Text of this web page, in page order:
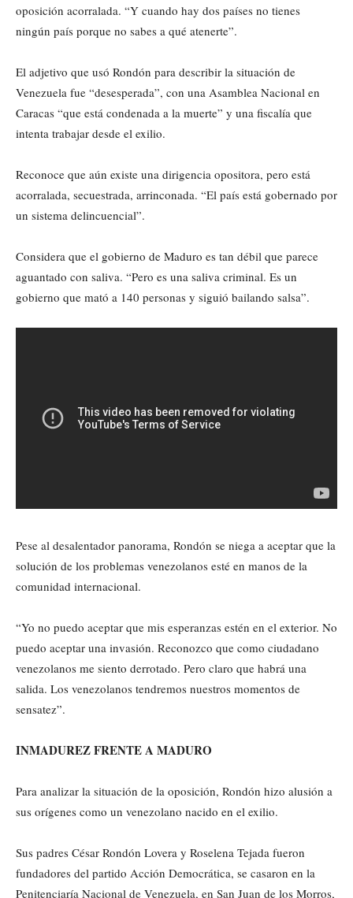
oposición acorralada. “Y cuando hay dos países no tienes
ningún país porque no sabes a qué atenerte”.
El adjetivo que usó Rondón para describir la situación de
Venezuela fue “desesperada”, con una Asamblea Nacional en
Caracas “que está condenada a la muerte” y una fiscalía que
intenta trabajar desde el exilio.
Reconoce que aún existe una dirigencia opositora, pero está
acorralada, secuestrada, arrinconada. “El país está gobernado por
un sistema delincuencial”.
Considera que el gobierno de Maduro es tan débil que parece
aguantado con saliva. “Pero es una saliva criminal. Es un
gobierno que mató a 140 personas y siguió bailando salsa”.
Pese al desalentador panorama, Rondón se niega a aceptar que la
solución de los problemas venezolanos esté en manos de la
comunidad internacional.
“Yo no puedo aceptar que mis esperanzas estén en el exterior. No
puedo aceptar una invasión. Reconozco que como ciudadano
venezolanos me siento derrotado. Pero claro que habrá una
salida. Los venezolanos tendremos nuestros momentos de
sensatez”.
INMADUREZ FRENTE A MADURO
Para analizar la situación de la oposición, Rondón hizo alusión a
sus orígenes como un venezolano nacido en el exilio.
Sus padres César Rondón Lovera y Roselena Tejada fueron
fundadores del partido Acción Democrática, se casaron en la
Penitenciaría Nacional de Venezuela, en San Juan de los Morros,